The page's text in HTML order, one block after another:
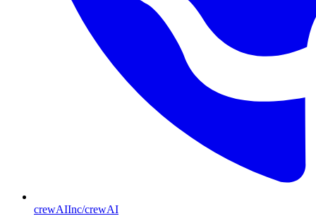
crewAIInc/crewAI